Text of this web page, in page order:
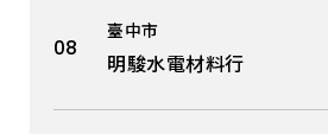
臺中市
明駿水電材料行